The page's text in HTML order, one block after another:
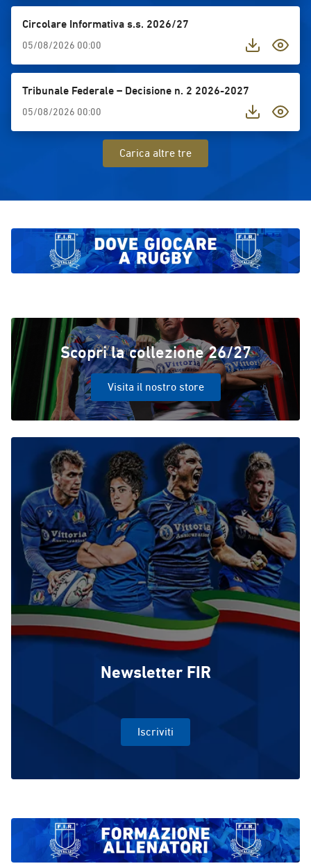
crescita
maschile1.⁠
(Portogallo)2.⁠
Catalogna
⁠Università di
femminile1.⁠
(Francia)3.⁠
(Spagna)4.⁠
(Austria)5.⁠
Circolare Informativa s.s. 2026/27
05/08/2026 00:00
Tribunale Federale – Decisione n. 2 2026-2027
05/08/2026 00:00
Carica altre tre
Scopri la collezione 26/27
Visita il nostro store
Newsletter FIR
Iscriviti